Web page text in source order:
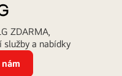
ZDARMA,
a nabídky